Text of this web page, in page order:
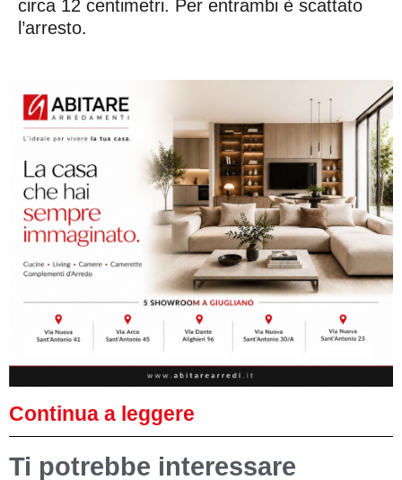
circa 12 centimetri. Per entrambi è scattato
l’arresto.
Continua a leggere
Ti potrebbe interessare